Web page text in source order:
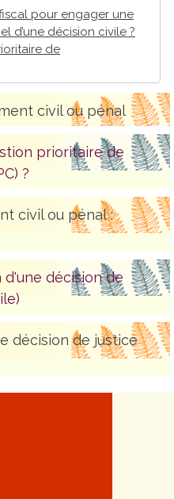
pour engager une
d’une décision civile ?
de
civil ou pénal
prioritaire de
?
civil ou pénal :
décision de
décision de justice